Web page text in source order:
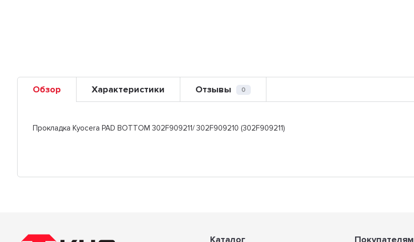
Обзор Характеристики Отзывы 0
Прокладка Kyocera PAD BOTTOM 302F909211/ 302F909210 (302F909211)
Каталог Покупателям